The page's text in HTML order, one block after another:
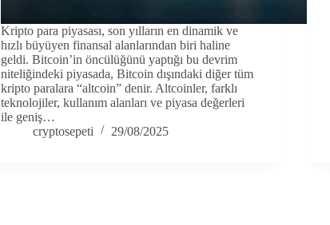
Kripto para piyasası, son yılların en dinamik ve
hızlı büyüyen finansal alanlarından biri haline
geldi. Bitcoin’in öncülüğünü yaptığı bu devrim
niteliğindeki piyasada, Bitcoin dışındaki diğer tüm
kripto paralara “altcoin” denir. Altcoinler, farklı
teknolojiler, kullanım alanları ve piyasa değerleri
ile geniş…
cryptosepeti
29/08/2025